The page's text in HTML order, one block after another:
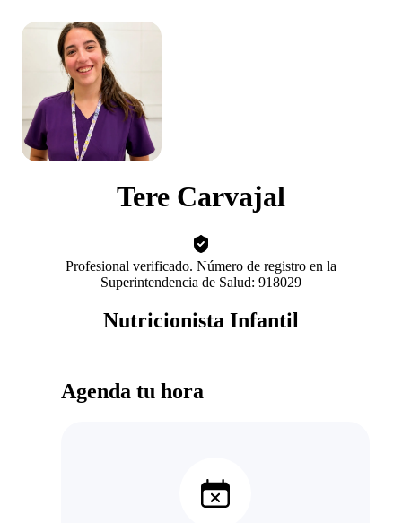
Tere Carvajal
Profesional verificado. Número de registro en la
Superintendencia de Salud: 918029
Nutricionista Infantil
Agenda tu hora